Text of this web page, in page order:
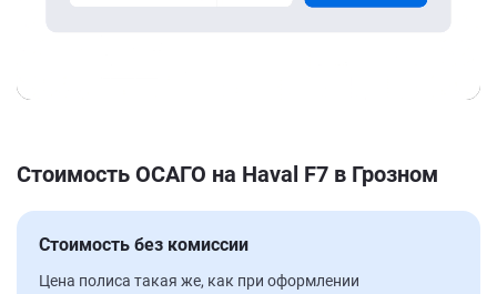
Стоимость ОСАГО на Haval F7 в Грозном
Стоимость без комиссии
Цена полиса такая же, как при оформлении